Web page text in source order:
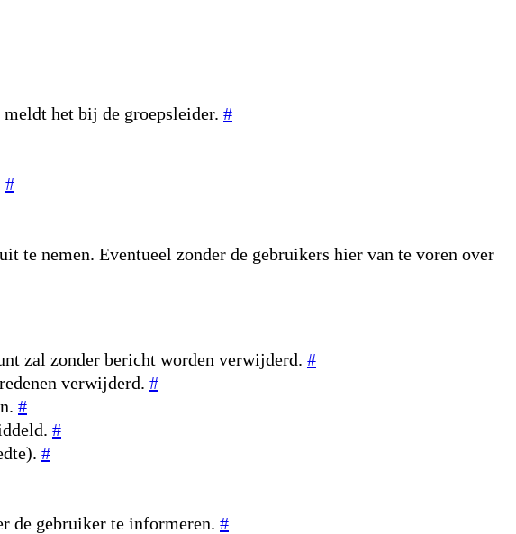
het bij de groepsleider. #
#
nemen. Eventueel zonder de gebruikers hier van te voren over
zal zonder bericht worden verwijderd. #
verwijderd. #
#
#
#
de gebruiker te informeren. #